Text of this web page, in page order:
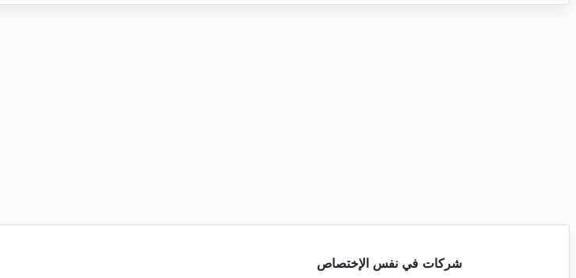
شركات في نفس الإختصاص